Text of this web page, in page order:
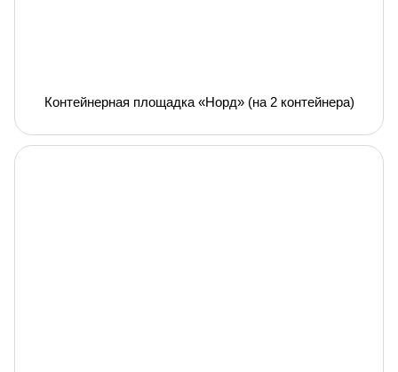
Контейнерная площадка «Норд» (на 2 контейнера)